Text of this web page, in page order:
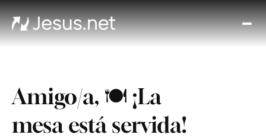
Amigo/a, 🍽 ¡La
mesa está servida!